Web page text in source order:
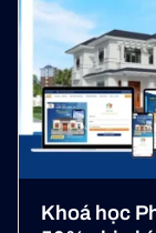
Khoá học